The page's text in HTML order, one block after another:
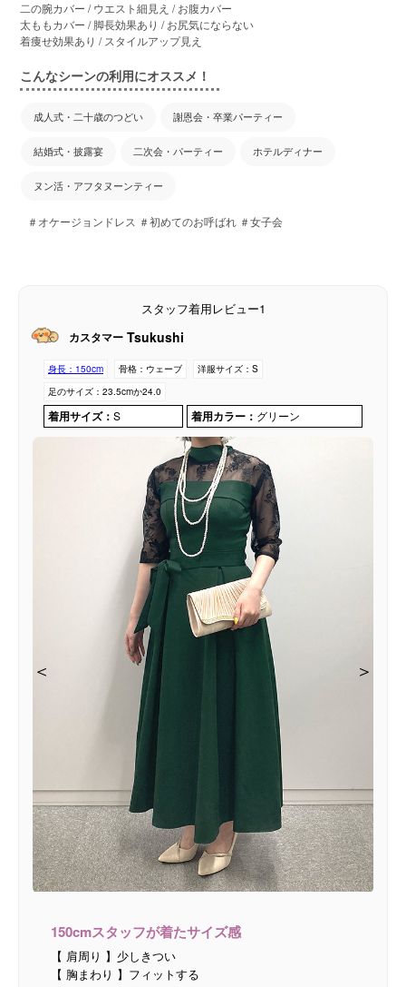
二の腕カバー / ウエスト細見え / お腹カバー
太ももカバー / 脚長効果あり / お尻気にならない
着痩せ効果あり / スタイルアップ見え
こんなシーンの利用にオススメ！
成人式・二十歳のつどい 謝恩会・卒業パーティー
結婚式・披露宴 二次会・パーティー ホテルディナー
ヌン活・アフタヌーンティー
＃オケージョンドレス ＃初めてのお呼ばれ ＃女子会
スタッフ着用レビュー1
カスタマー Tsukushi
身長： 150cm 骨格： ウェーブ 洋服サイズ： S
足のサイズ： 23.5cmか24.0
着用サイズ： S 着用カラー： グリーン
＜ ＞
＜ ＞
＜ ＞
＜ ＞
150cmスタッフが着たサイズ感
【 肩周り 】少しきつい
【 胸まわり 】フィットする